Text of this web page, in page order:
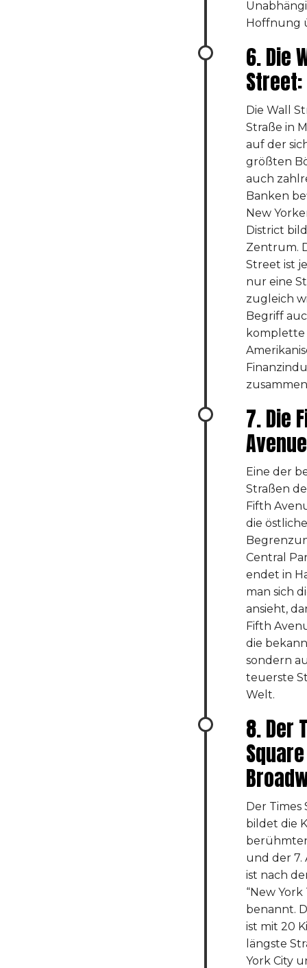
Hoffnung
6. Die
Street:
Die Wall
Straße in
auf der
größten
auch
Banken
New
District
Zentrum.
Street ist
nur eine
zugleich
Begriff
komplette
7. Die
Eine der
Straßen
Fifth
die östliche
Central
endet in
man sich
ansieht,
Fifth
die
sondern
teuerste
Welt.
8. Der
Der Times
bildet die
und der 7.
ist nach
“New York
benannt.
ist mit 20
längste
York City